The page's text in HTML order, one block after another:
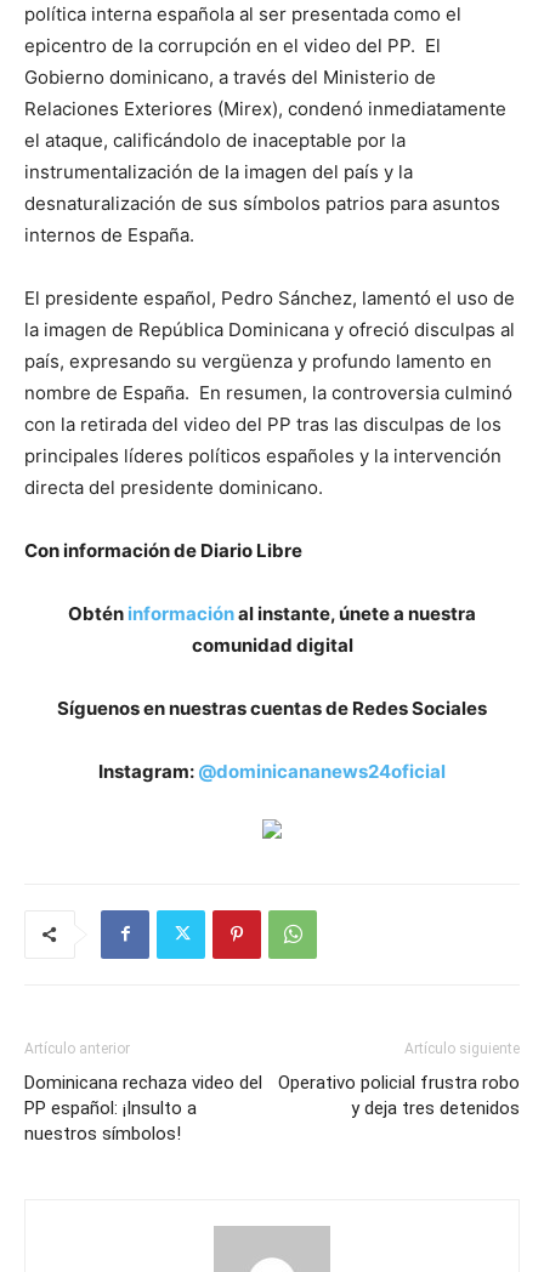
política interna española al ser presentada como el
epicentro de la corrupción en el video del PP. El
Gobierno dominicano, a través del Ministerio de
Relaciones Exteriores (Mirex), condenó inmediatamente
el ataque, calificándolo de inaceptable por la
instrumentalización de la imagen del país y la
desnaturalización de sus símbolos patrios para asuntos
internos de España.
El presidente español, Pedro Sánchez, lamentó el uso de
la imagen de República Dominicana y ofreció disculpas al
país, expresando su vergüenza y profundo lamento en
nombre de España. En resumen, la controversia culminó
con la retirada del video del PP tras las disculpas de los
principales líderes políticos españoles y la intervención
directa del presidente dominicano.
Con información de Diario Libre
Obtén informaciónal instante, únete a nuestra
comunidad digital
Síguenos en nuestras cuentas de Redes Sociales
Instagram: @dominicananews24oficial
Artículo anterior
Dominicana rechaza video del
PP español: ¡Insulto a
nuestros símbolos!
Artículo siguiente
Operativo policial frustra robo
y deja tres detenidos